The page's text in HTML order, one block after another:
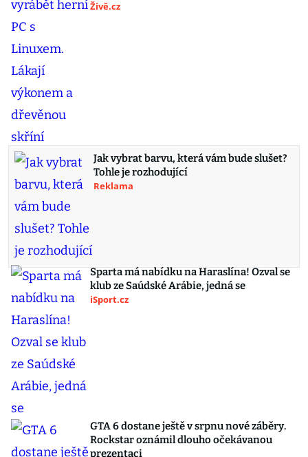
Živě.cz
Jak vybrat barvu, která vám bude slušet?
Tohle je rozhodující
Reklama
Sparta má nabídku na Haraslína! Ozval se
klub ze Saúdské Arábie, jedná se
iSport.cz
GTA 6 dostane ještě v srpnu nové záběry.
Rockstar oznámil dlouho očekávanou
prezentaci